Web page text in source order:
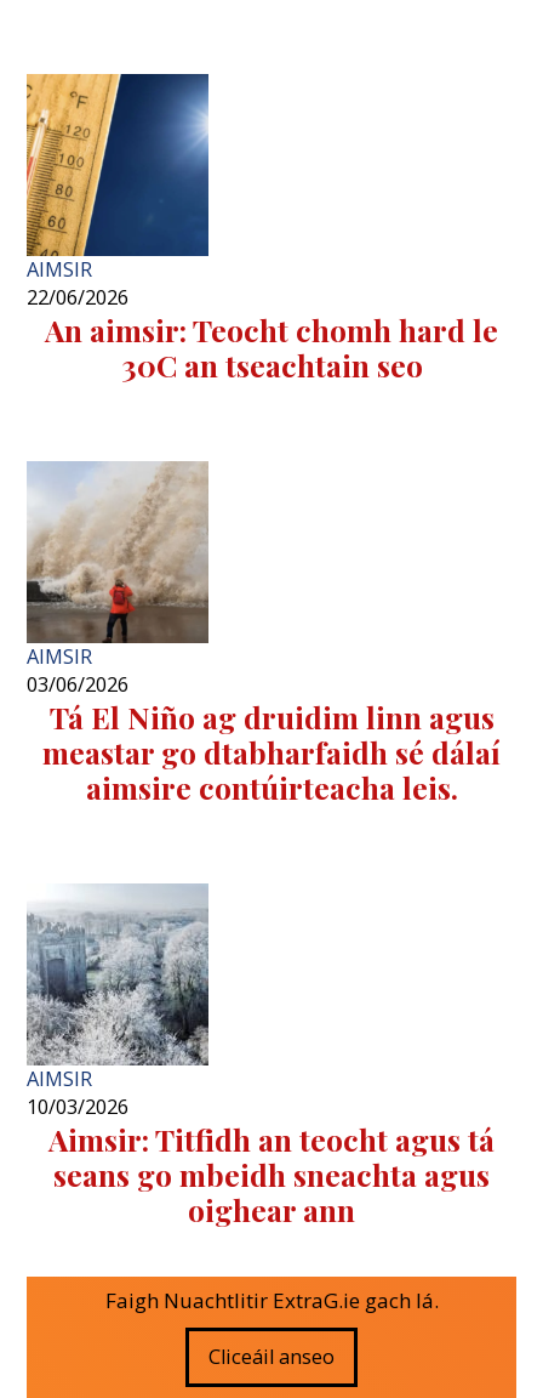
AIMSIR
22/06/2026
An aimsir: Teocht chomh hard le
30C an tseachtain seo
AIMSIR
03/06/2026
Tá El Niño ag druidim linn agus
meastar go dtabharfaidh sé dálaí
aimsire contúirteacha leis.
AIMSIR
10/03/2026
Aimsir: Titfidh an teocht agus tá
seans go mbeidh sneachta agus
oighear ann
Faigh Nuachtlitir ExtraG.ie gach lá.
Cliceáil anseo